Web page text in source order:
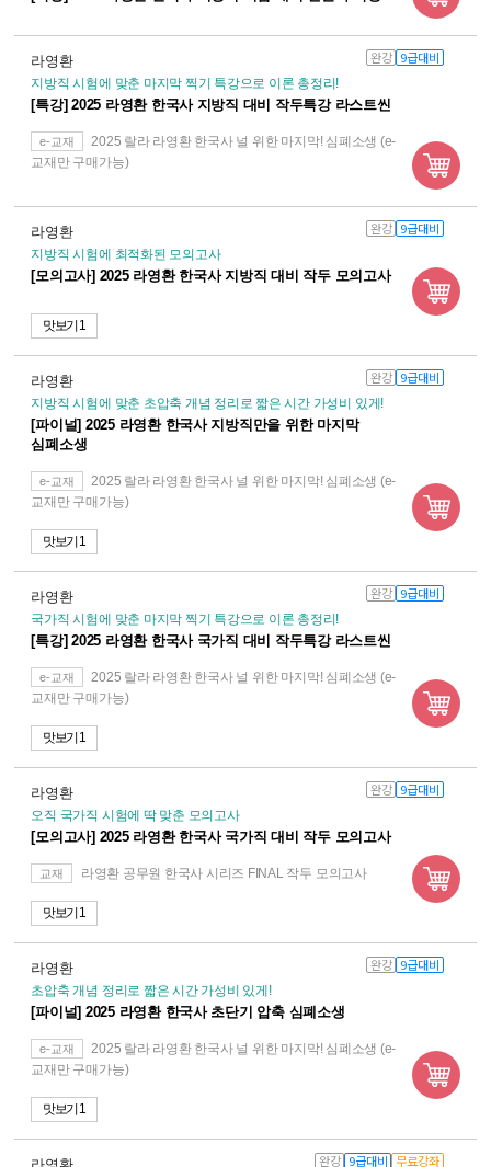
라영환 완강 9급대비
지방직 시험에 맞춘 마지막 찍기 특강으로 이론 총정리!
[특강] 2025 라영환 한국사 지방직 대비 작두특강 라스트씬
e-교재
2025 랄라 라영환 한국사 널 위한 마지막! 심폐소생 (e-
교재만 구매가능)
라영환 완강 9급대비
지방직 시험에 최적화된 모의고사
[모의고사] 2025 라영환 한국사 지방직 대비 작두 모의고사
맛보기 1
라영환 완강 9급대비
지방직 시험에 맞춘 초압축 개념 정리로 짧은 시간 가성비 있게!
[파이널] 2025 라영환 한국사 지방직만을 위한 마지막
심폐소생
e-교재
2025 랄라 라영환 한국사 널 위한 마지막! 심폐소생 (e-
교재만 구매가능)
맛보기 1
라영환 완강 9급대비
국가직 시험에 맞춘 마지막 찍기 특강으로 이론 총정리!
[특강] 2025 라영환 한국사 국가직 대비 작두특강 라스트씬
e-교재
2025 랄라 라영환 한국사 널 위한 마지막! 심폐소생 (e-
교재만 구매가능)
맛보기 1
라영환 완강 9급대비
오직 국가직 시험에 딱 맞춘 모의고사
[모의고사] 2025 라영환 한국사 국가직 대비 작두 모의고사
교재 라영환 공무원 한국사 시리즈 FINAL 작두 모의고사
맛보기 1
라영환 완강 9급대비
초압축 개념 정리로 짧은 시간 가성비 있게!
[파이널] 2025 라영환 한국사 초단기 압축 심폐소생
e-교재
2025 랄라 라영환 한국사 널 위한 마지막! 심폐소생 (e-
교재만 구매가능)
맛보기 1
완강 9급대비 무료강좌